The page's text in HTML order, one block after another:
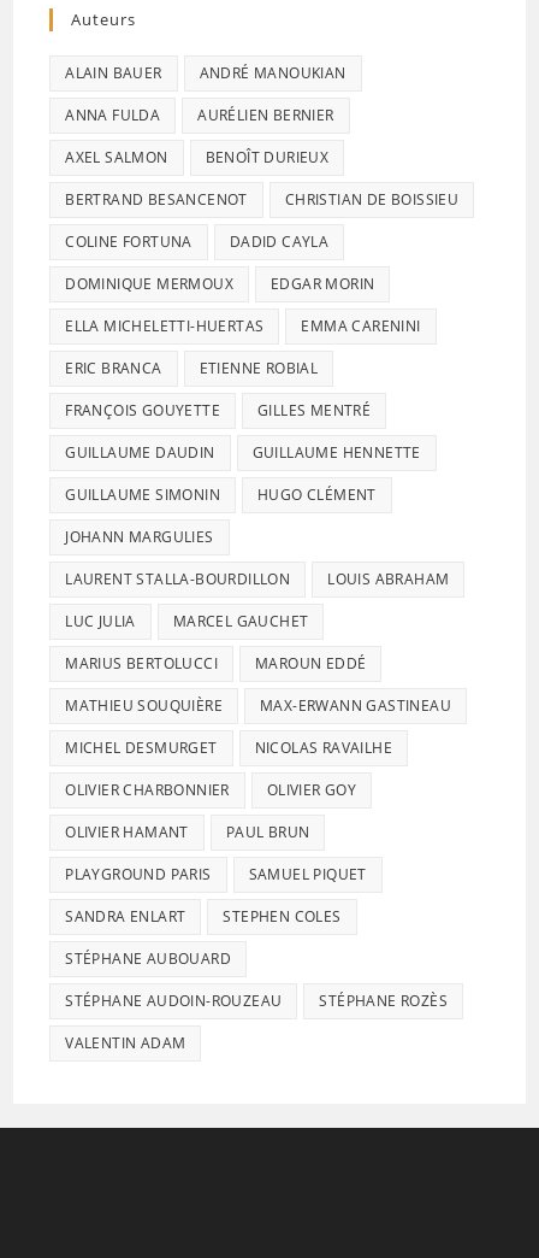
Auteurs
ALAIN BAUER ANDRÉ MANOUKIAN
ANNA FULDA AURÉLIEN BERNIER
AXEL SALMON BENOÎT DURIEUX
BERTRAND BESANCENOT CHRISTIAN DE BOISSIEU
COLINE FORTUNA DADID CAYLA
DOMINIQUE MERMOUX EDGAR MORIN
ELLA MICHELETTI-HUERTAS EMMA CARENINI
ERIC BRANCA ETIENNE ROBIAL
FRANÇOIS GOUYETTE GILLES MENTRÉ
GUILLAUME DAUDIN GUILLAUME HENNETTE
GUILLAUME SIMONIN HUGO CLÉMENT
JOHANN MARGULIES
LAURENT STALLA-BOURDILLON LOUIS ABRAHAM
LUC JULIA MARCEL GAUCHET
MARIUS BERTOLUCCI MAROUN EDDÉ
MATHIEU SOUQUIÈRE MAX-ERWANN GASTINEAU
MICHEL DESMURGET NICOLAS RAVAILHE
OLIVIER CHARBONNIER OLIVIER GOY
OLIVIER HAMANT PAUL BRUN
PLAYGROUND PARIS SAMUEL PIQUET
SANDRA ENLART STEPHEN COLES
STÉPHANE AUBOUARD
STÉPHANE AUDOIN-ROUZEAU STÉPHANE ROZÈS
VALENTIN ADAM